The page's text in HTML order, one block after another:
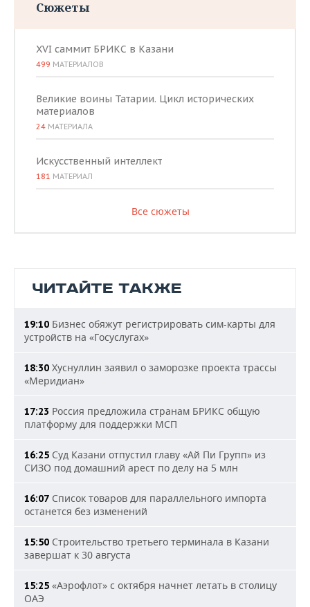
Сюжеты
XVI саммит БРИКС в Казани
499 МАТЕРИАЛОВ
Великие воины Татарии. Цикл исторических
материалов
24 МАТЕРИАЛА
Искусственный интеллект
181 МАТЕРИАЛ
Все сюжеты
ЧИТАЙТЕ ТАКЖЕ
19:10 Бизнес обяжут регистрировать сим-карты для
устройств на «Госуслугах»
18:30 Хуснуллин заявил о заморозке проекта трассы
«Меридиан»
17:23 Россия предложила странам БРИКС общую
платформу для поддержки МСП
16:25 Суд Казани отпустил главу «Ай Пи Групп» из
СИЗО под домашний арест по делу на 5 млн
16:07 Список товаров для параллельного импорта
останется без изменений
15:50 Строительство третьего терминала в Казани
завершат к 30 августа
15:25 «Аэрофлот» с октября начнет летать в столицу
ОАЭ